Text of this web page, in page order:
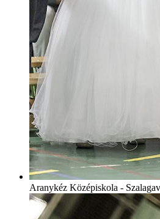
Aranykéz Középiskola -